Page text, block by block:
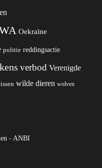
Oekraïne
politie reddingsactie
verbod Verenigde
wilde dieren wolven
- ANBI